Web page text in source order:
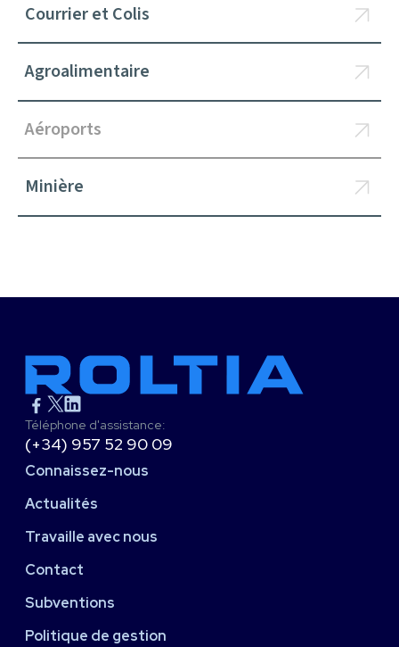
Courrier et Colis
Agroalimentaire
Aéroports
Minière
Téléphone d'assistance:
(+34) 957 52 90 09
Connaissez-nous
Actualités
Travaille avec nous
Contact
Subventions
Politique de gestion